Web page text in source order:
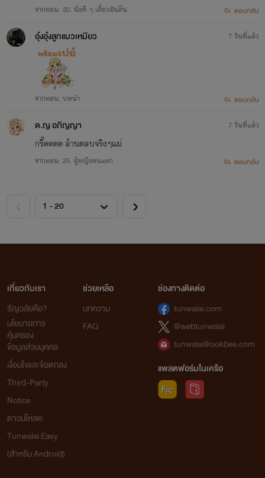
จากตอน: 20. นั่งดี ๆ เดี๋ยวมันตื่น ตอบกลับ
อุ๋งอุ๋งลูกแมวเหมียว
จากตอน: บทนำ
7 วันที่แล้ว
ตอบกลับ
ด.ญ อภิญญา
กรี๊ดดดด ล้านตลบจริงๆเเม่
จากตอน: 25. ผู้หญิงคนแรก
7 วันที่แล้ว
ตอบกลับ
เกี่ยวกับเรา
ธัญวลัยคือ?
นโยบายการ
คุ้มครอง
ข้อมูลส่วนบุคคล
เงื่อนไขและข้อตกลง
Third-Party
Notice
ดาวน์โหลด
Tunwalai Easy
(สำหรับ Android)
ช่วยเหลือ
บทความ
FAQ
ช่องทางติดต่อ
tunwalai.com
@webtunwalai
tunwalai@ookbee.com
แพลตฟอร์มในเครือ